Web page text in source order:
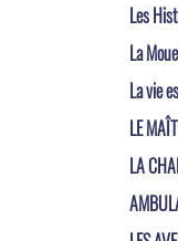
Les
La
La vie
LE
LA